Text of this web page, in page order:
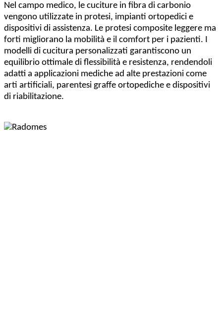
Nel campo medico, le cuciture in fibra di carbonio
vengono utilizzate in protesi, impianti ortopedici e
dispositivi di assistenza. Le protesi composite leggere ma
forti migliorano la mobilità e il comfort per i pazienti. I
modelli di cucitura personalizzati garantiscono un
equilibrio ottimale di flessibilità e resistenza, rendendoli
adatti a applicazioni mediche ad alte prestazioni come
arti artificiali, parentesi graffe ortopediche e dispositivi
di riabilitazione.